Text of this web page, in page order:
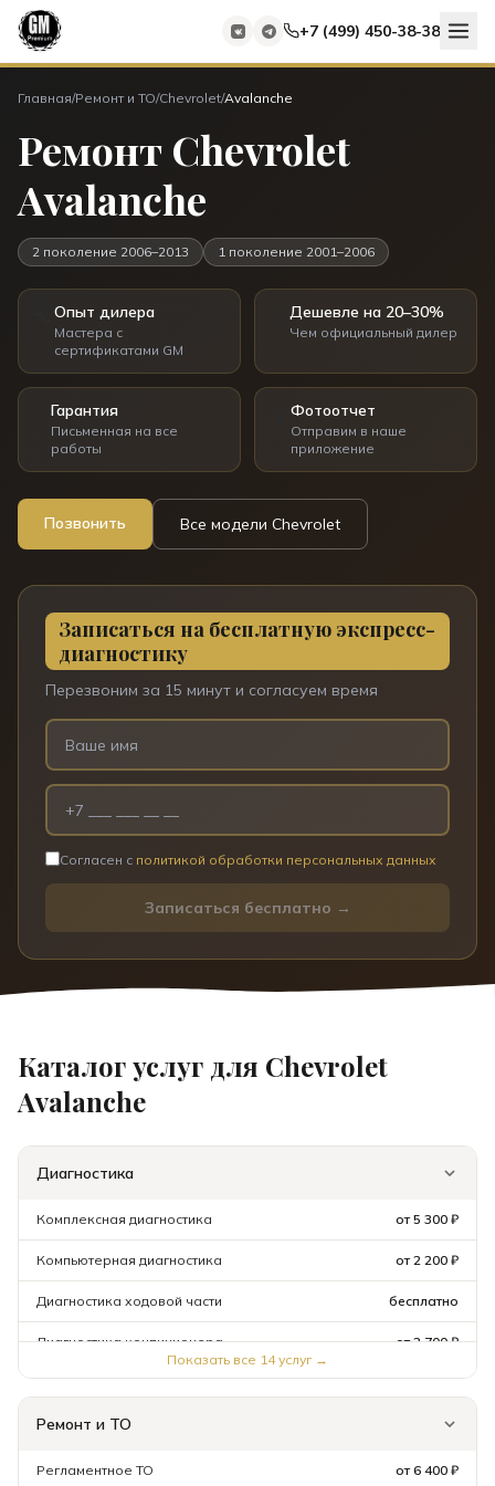
+7 (499) 450-38-38
Главная/Ремонт и ТО/Chevrolet/Avalanche
Ремонт Chevrolet
Avalanche
2 поколение 2006–2013 1 поколение 2001–2006
Опыт дилера
Мастера с
сертификатами GM
Дешевле на 20–30%
Чем официальный дилер
Гарантия
Письменная на все
работы
Фотоотчет
Отправим в наше
приложение
Позвонить Все модели Chevrolet
Записаться на бесплатную экспресс-
диагностику
Перезвоним за 15 минут и согласуем время
Согласен с политикой обработки персональных данных
Записаться бесплатно →
Каталог услуг для Chevrolet
Avalanche
Диагностика
Комплексная диагностика от 5 300 ₽
Компьютерная диагностика от 2 200 ₽
Диагностика ходовой части бесплатно
Диагностика кондиционера от 2 700 ₽
Диагностика ABS от 1 600 ₽
Диагностика AIR BAG от 1 600 ₽
Диагностика АКБ от 1 100 ₽
Показать все 14услуг →
Ремонт и ТО
Регламентное ТО от 6 400 ₽